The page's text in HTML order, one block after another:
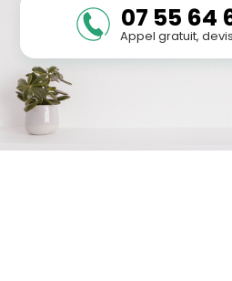
07 55 64
Appel gratuit,